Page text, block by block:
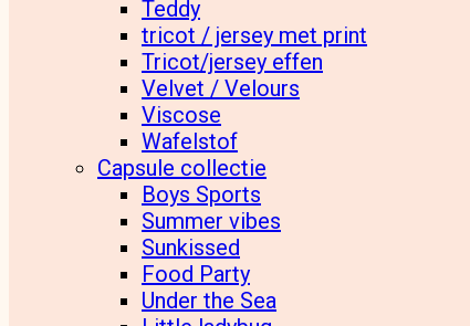
Teddy
tricot / jersey met print
Tricot/jersey effen
Velvet / Velours
Viscose
Wafelstof
Capsule collectie
Boys Sports
Summer vibes
Sunkissed
Food Party
Under the Sea